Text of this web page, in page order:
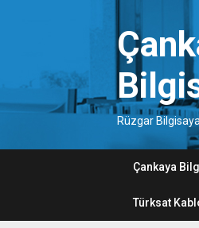
Rüzgar
Çankaya
Türksat